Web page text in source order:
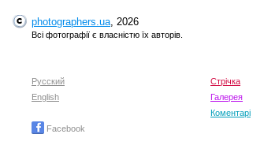
+6.59
photographers.ua, 2026
Всі фотографії є власністю їх авторів.
Русский
English
Facebook
Стрічка
Галерея
Коментарі